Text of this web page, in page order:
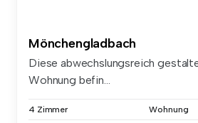
Mönchengladbach
Diese abwechslungsreich
Wohnung befin...
4 Zimmer Wohnung